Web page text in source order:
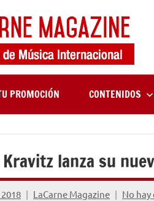
PROMOCIÓN CONTENIDOS
lanza su
LaCarne Magazine No